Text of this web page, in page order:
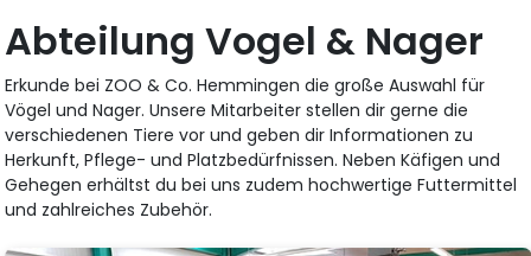
Abteilung Vogel & Nager
Erkunde bei ZOO & Co. Hemmingen die große Auswahl für
Vögel und Nager. Unsere Mitarbeiter stellen dir gerne die
verschiedenen Tiere vor und geben dir Informationen zu
Herkunft, Pflege- und Platzbedürfnissen. Neben Käfigen und
Gehegen erhältst du bei uns zudem hochwertige Futtermittel
und zahlreiches Zubehör.